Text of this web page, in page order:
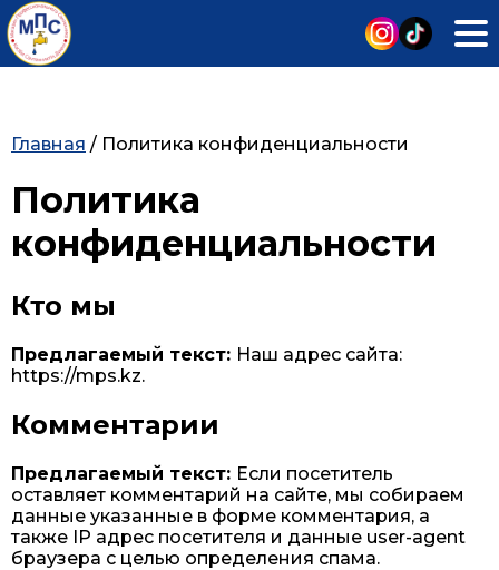
Главная / Политика конфиденциальности
Политика
конфиденциальности
Кто мы
Предлагаемый текст: Наш адрес сайта:
https://mps.kz.
Комментарии
Предлагаемый текст: Если посетитель
оставляет комментарий на сайте, мы собираем
данные указанные в форме комментария, а
также IP адрес посетителя и данные user-agent
браузера с целью определения спама.